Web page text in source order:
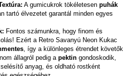
A gumicukrok tökéletesen puhák
tartó élvezetet garantál minden egyes
Fontos számunkra, hogy finom és
Ezért a Retro Savanyú Neon Kukac
, így a különleges étrendet követők
állagról pedig a pektin gondoskodik,
anyag, és oldható rostként